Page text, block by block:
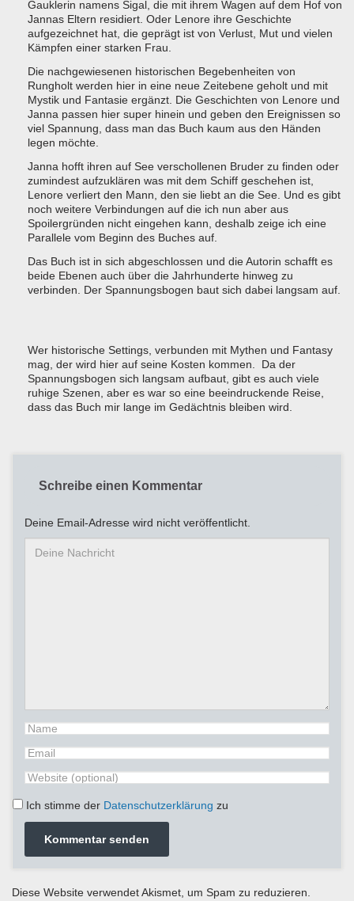
Gauklerin namens Sigal, die mit ihrem Wagen auf dem Hof von
Jannas Eltern residiert. Oder Lenore ihre Geschichte
aufgezeichnet hat, die geprägt ist von Verlust, Mut und vielen
Kämpfen einer starken Frau.
Die nachgewiesenen historischen Begebenheiten von
Rungholt werden hier in eine neue Zeitebene geholt und mit
Mystik und Fantasie ergänzt. Die Geschichten von Lenore und
Janna passen hier super hinein und geben den Ereignissen so
viel Spannung, dass man das Buch kaum aus den Händen
legen möchte.
Janna hofft ihren auf See verschollenen Bruder zu finden oder
zumindest aufzuklären was mit dem Schiff geschehen ist,
Lenore verliert den Mann, den sie liebt an die See. Und es gibt
noch weitere Verbindungen auf die ich nun aber aus
Spoilergründen nicht eingehen kann, deshalb zeige ich eine
Parallele vom Beginn des Buches auf.
Das Buch ist in sich abgeschlossen und die Autorin schafft es
beide Ebenen auch über die Jahrhunderte hinweg zu
verbinden. Der Spannungsbogen baut sich dabei langsam auf.
Wer historische Settings, verbunden mit Mythen und Fantasy
mag, der wird hier auf seine Kosten kommen. Da der
Spannungsbogen sich langsam aufbaut, gibt es auch viele
ruhige Szenen, aber es war so eine beeindruckende Reise,
dass das Buch mir lange im Gedächtnis bleiben wird.
Schreibe einen Kommentar
Deine Email-Adresse wird nicht veröffentlicht.
Ich stimme der Datenschutzerklärung zu
Diese Website verwendet Akismet, um Spam zu reduzieren.